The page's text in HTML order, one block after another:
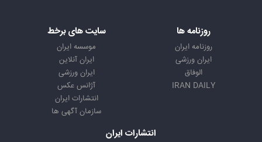
روزنامه ها
روزنامه ایران
ایران ورزشی
الوفاق
IRAN DAILY
سایت های برخط
موسسه ایران
ایران آنلاین
ایران ورزشی
آژانس عکس
انتشارات ایران
سازمان آگهی ها
انتشارات ایران